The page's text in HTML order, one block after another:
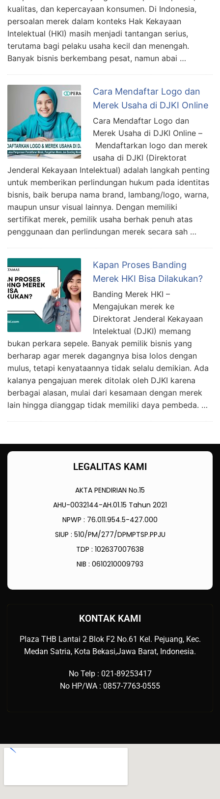
kualitas, dan kepercayaan konsumen. Di Indonesia,
persoalan merek dalam konteks Hak Kekayaan
Intelektual (HKI) masih menjadi tantangan serius,
terutama bagi pelaku usaha kecil dan menengah.
Banyak bisnis berkembang pesat, namun abai …
Cara Mendaftar Logo dan
Merek Usaha di DJKI Online
Cara Mendaftar Logo dan
Merek Usaha di DJKI Online –
Mendaftarkan logo dan merek
usaha di DJKI (Direktorat
Jenderal Kekayaan Intelektual) adalah langkah penting
untuk memberikan perlindungan hukum pada identitas
bisnis, baik berupa nama brand, lambang/logo, warna,
maupun unsur visual lainnya. Dengan memiliki
sertifikat merek, pemilik usaha berhak penuh atas
penggunaan dan perlindungan merek secara sah …
Kapan Proses Banding
Merek HKI Bisa Dilakukan?
Banding Merek HKI –
Mengajukan merek ke
Direktorat Jenderal Kekayaan
Intelektual (DJKI) memang
bukan perkara sepele. Banyak pemilik bisnis yang
berharap agar merek dagangnya bisa lolos dengan
mulus, tetapi kenyataannya tidak selalu demikian. Ada
kalanya pengajuan merek ditolak oleh DJKI karena
berbagai alasan, mulai dari kesamaan dengan merek
lain hingga dianggap tidak memiliki daya pembeda. …
LEGALITAS KAMI
AKTA PENDIRIAN No.15
AHU-0032144-AH.01.15 Tahun 2021
NPWP : 76.011.954.5-427.000
SIUP : 510/PM/277/DPMPTSP.PPJU
TDP : 102637007638
NIB : 0610210009793
KONTAK KAMI
Plaza THB Lantai 2 Blok F2 No.61 Kel. Pejuang, Kec.
Medan Satria, Kota Bekasi,Jawa Barat, Indonesia.
No Telp : 021-89253417
No HP/WA : 0857-7763-0555